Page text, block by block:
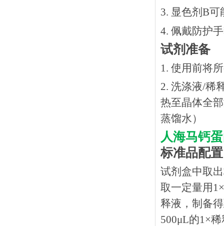
3. 显色剂B
4. 佩戴防护
试剂准备
1. 使用前将
2. 洗涤液/稀
热⾄晶体全
蒸馏水）
人海马钙
标准品配置
试剂盒中取
取一定量用
释液，制备
500μL的1×